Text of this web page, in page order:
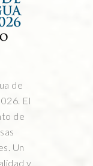
de
El
de
Un
y